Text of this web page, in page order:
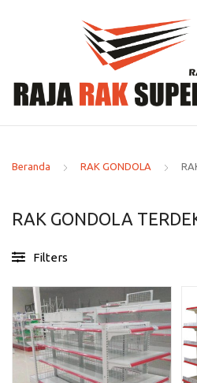
Beranda RAK GONDOLA
RAK GONDOLA
Filters